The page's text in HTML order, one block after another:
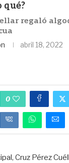
qué?
regaló
abril 18, 2022
0
Cruz Pérez